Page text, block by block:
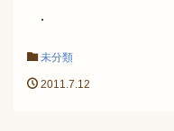
.
未分類
2011.7.12